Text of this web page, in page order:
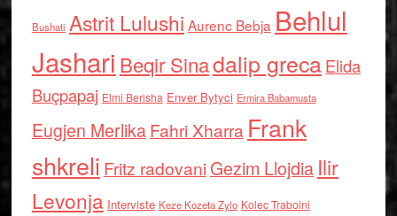
Bushati Astrit Lulushi Aurenc Bebja Behlul
Jashari Beqir Sinadalip grecaElida
Buçpapaj Elmi Berisha Enver Bytyci Ermira Babamusta
Eugjen MerlikaFahri Xharra Frank
shkreli Fritz radovaniGezim Llojdia Ilir
Levonja Interviste Keze Kozeta Zylo Kolec Traboini